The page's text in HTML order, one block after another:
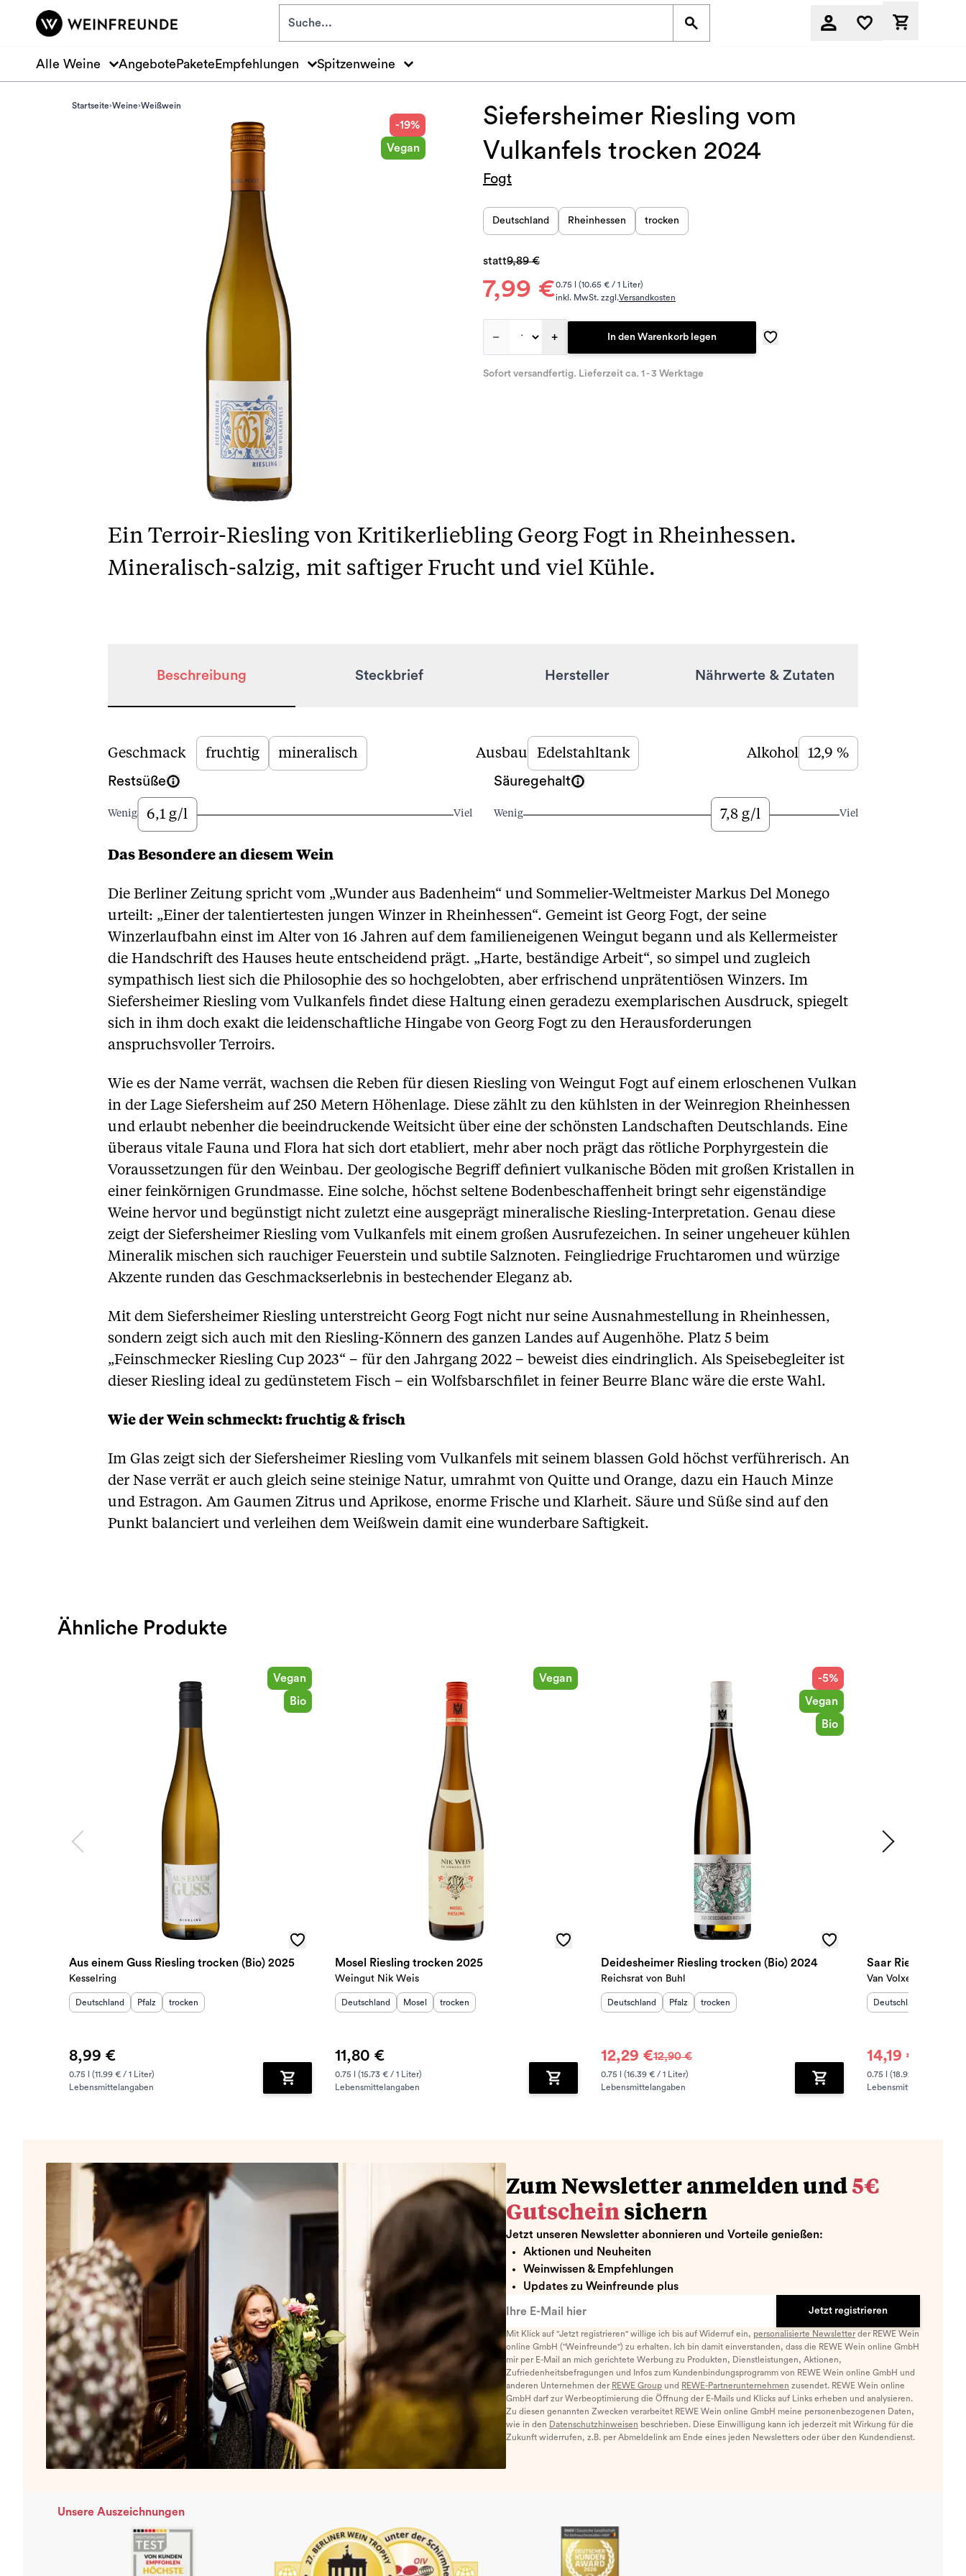
Zum Hauptinhalt springen
Alle Weine Angebote Pakete Empfehlungen Spitzenweine
Startseite Weine Weißwein
-19%
Vegan
Siefersheimer Riesling vom
Vulkanfels trocken 2024
Fogt
Deutschland Rheinhessen trocken
7,99 €
statt9,89 €
0.75 l (10.65 € / 1 Liter)
inkl. MwSt. zzgl.Versandkosten
– + In den Warenkorb legen
Sofort versandfertig. Lieferzeit ca. 1 - 3 Werktage
Ein Terroir-Riesling von Kritikerliebling Georg Fogt in Rheinhessen.
Mineralisch-salzig, mit saftiger Frucht und viel Kühle.
Beschreibung Steckbrief Hersteller Nährwerte & Zutaten
Beschreibung
Geschmack fruchtig mineralisch Ausbau Edelstahltank Alkohol
12,9 %
Restsüße
Wenig 6,1 g/l Viel
Säuregehalt
Wenig 7,8 g/l Viel
Das Besondere an diesem Wein
Die Berliner Zeitung spricht vom „Wunder aus Badenheim“ und Sommelier-Weltmeister Markus Del Monego
urteilt: „Einer der talentiertesten jungen Winzer in Rheinhessen“. Gemeint ist Georg Fogt, der seine
Winzerlaufbahn einst im Alter von 16 Jahren auf dem familieneigenen Weingut begann und als Kellermeister
die Handschrift des Hauses heute entscheidend prägt. „Harte, beständige Arbeit“, so simpel und zugleich
sympathisch liest sich die Philosophie des so hochgelobten, aber erfrischend unprätentiösen Winzers. Im
Siefersheimer Riesling vom Vulkanfels findet diese Haltung einen geradezu exemplarischen Ausdruck, spiegelt
sich in ihm doch exakt die leidenschaftliche Hingabe von Georg Fogt zu den Herausforderungen
anspruchsvoller Terroirs.
Wie es der Name verrät, wachsen die Reben für diesen Riesling von Weingut Fogt auf einem erloschenen Vulkan
in der Lage Siefersheim auf 250 Metern Höhenlage. Diese zählt zu den kühlsten in der Weinregion Rheinhessen
und erlaubt nebenher die beeindruckende Weitsicht über eine der schönsten Landschaften Deutschlands. Eine
überaus vitale Fauna und Flora hat sich dort etabliert, mehr aber noch prägt das rötliche Porphyrgestein die
Voraussetzungen für den Weinbau. Der geologische Begriff definiert vulkanische Böden mit großen Kristallen in
einer feinkörnigen Grundmasse. Eine solche, höchst seltene Bodenbeschaffenheit bringt sehr eigenständige
Weine hervor und begünstigt nicht zuletzt eine ausgeprägt mineralische Riesling-Interpretation. Genau diese
zeigt der Siefersheimer Riesling vom Vulkanfels mit einem großen Ausrufezeichen. In seiner ungeheuer kühlen
Mineralik mischen sich rauchiger Feuerstein und subtile Salznoten. Feingliedrige Fruchtaromen und würzige
Akzente runden das Geschmackserlebnis in bestechender Eleganz ab.
Mit dem Siefersheimer Riesling unterstreicht Georg Fogt nicht nur seine Ausnahmestellung in Rheinhessen,
sondern zeigt sich auch mit den Riesling-Könnern des ganzen Landes auf Augenhöhe. Platz 5 beim
„Feinschmecker Riesling Cup 2023“ – für den Jahrgang 2022 – beweist dies eindringlich. Als Speisebegleiter ist
dieser Riesling ideal zu gedünstetem Fisch – ein Wolfsbarschfilet in feiner Beurre Blanc wäre die erste Wahl.
Wie der Wein schmeckt: fruchtig & frisch
Im Glas zeigt sich der Siefersheimer Riesling vom Vulkanfels mit seinem blassen Gold höchst verführerisch. An
der Nase verrät er auch gleich seine steinige Natur, umrahmt von Quitte und Orange, dazu ein Hauch Minze
und Estragon. Am Gaumen Zitrus und Aprikose, enorme Frische und Klarheit. Säure und Süße sind auf den
Punkt balanciert und verleihen dem Weißwein damit eine wunderbare Saftigkeit.
Ähnliche Produkte
Vegan
Bio
Aus einem Guss Riesling trocken (Bio) 2025
Kesselring
Herkunftsland
Deutschland Herkunftsregion
Pfalz Geschmack
trocken
8,99 €
0.75 l (11.99 € / 1 Liter)
Lebensmittelangaben
Zum Warenkorb hinzufügen
Vegan
Mosel Riesling trocken 2025
Weingut Nik Weis
Herkunftsland
Deutschland Herkunftsregion:
Mosel Geschmack
trocken
11,80 €
0.75 l (15.73 € / 1 Liter)
Lebensmittelangaben
Zum Warenkorb hinzufügen
-5%
Vegan
Bio
Deidesheimer Riesling trocken (Bio) 2024
Reichsrat von Buhl
Herkunftsland
Deutschland Herkunftsregion
Pfalz Geschmack
trocken
12,29 €12,90 €
0.75 l (16.39 € / 1 Liter)
Lebensmittelangaben
Zum Warenkorb hinzufügen
Saar Riesling
Van Volxem
Herkunftsland
Deutschland
14,19 €
0.75 l (18.92 € / 1 Liter)
Lebensmittelangaben
Zum Newsletter anmelden und 5€
Gutschein sichern
Jetzt unseren Newsletter abonnieren und Vorteile genießen:
Aktionen und Neuheiten
Weinwissen & Empfehlungen
Updates zu Weinfreunde plus
Jetzt registrieren
Mit Klick auf "Jetzt registrieren" willige ich bis auf Widerruf ein, personalisierte Newsletterder REWE Wein
online GmbH ("Weinfreunde") zu erhalten. Ich bin damit einverstanden, dass die REWE Wein online GmbH
mir per E-Mail an mich gerichtete Werbung zu Produkten, Dienstleistungen, Aktionen,
Zufriedenheitsbefragungen und Infos zum Kundenbindungsprogramm von REWE Wein online GmbH und
anderen Unternehmen der REWE Group und REWE-Partnerunternehmen zusendet. REWE Wein online
GmbH darf zur Werbeoptimierung die Öffnung der E-Mails und Klicks auf Links erheben und analysieren.
Zu diesen genannten Zwecken verarbeitet REWE Wein online GmbH meine personenbezogenen Daten,
wie in den Datenschutzhinweisen beschrieben. Diese Einwilligung kann ich jederzeit mit Wirkung für die
Zukunft widerrufen, z.B. per Abmeldelink am Ende eines jeden Newsletters oder über den Kundendienst.
Unsere Auszeichnungen